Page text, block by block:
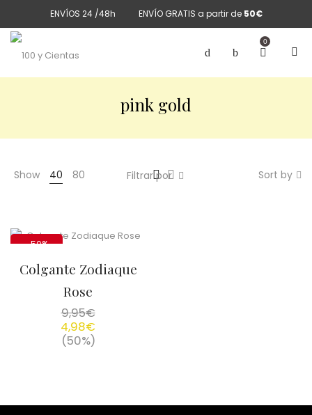
ENVÍOS 24 /48h ENVÍO GRATIS a partir de 50€
0
pink gold
Show 40 80 Sort by
Filtrar por
-50%
Colgante Zodiaque
Rose
9,95€
4,98€
(50%)